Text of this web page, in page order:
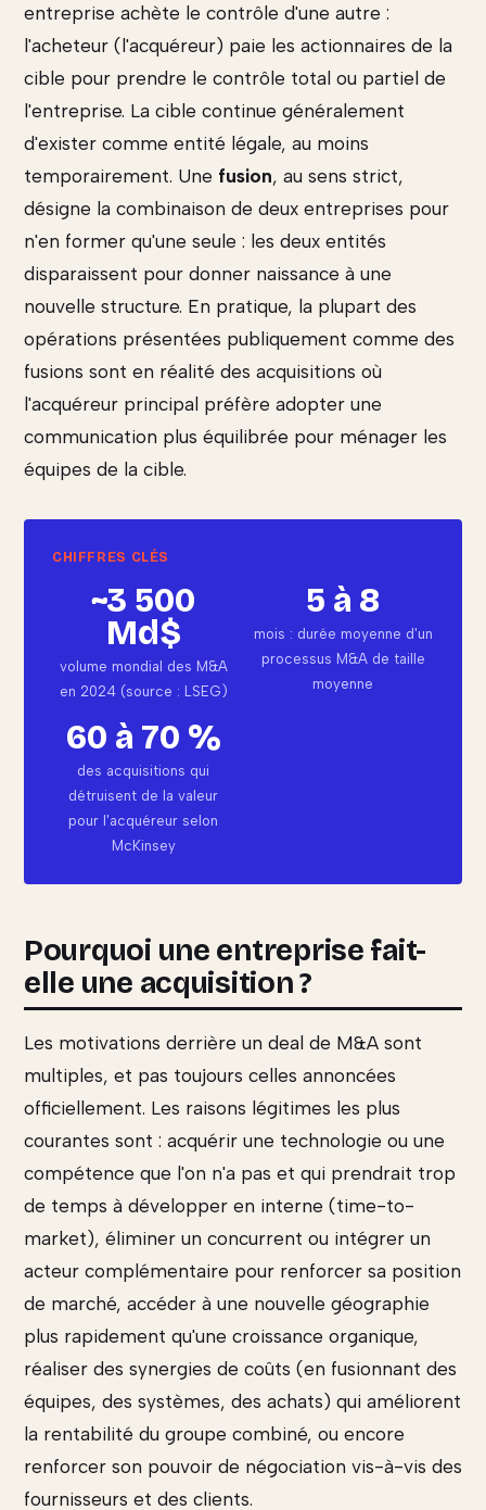
entreprise achète le contrôle d'une autre :
l'acheteur (l'acquéreur) paie les actionnaires de la
cible pour prendre le contrôle total ou partiel de
l'entreprise. La cible continue généralement
d'exister comme entité légale, au moins
temporairement. Une fusion, au sens strict,
désigne la combinaison de deux entreprises pour
n'en former qu'une seule : les deux entités
disparaissent pour donner naissance à une
nouvelle structure. En pratique, la plupart des
opérations présentées publiquement comme des
fusions sont en réalité des acquisitions où
l'acquéreur principal préfère adopter une
communication plus équilibrée pour ménager les
équipes de la cible.
~3 500
Md$
volume mondial des M&A
en 2024 (source : LSEG)
5 à 8
mois : durée moyenne d'un
processus M&A de taille
moyenne
60 à 70 %
des acquisitions qui
détruisent de la valeur
pour l'acquéreur selon
McKinsey
Pourquoi une entreprise fait-
elle une acquisition ?
Les motivations derrière un deal de M&A sont
multiples, et pas toujours celles annoncées
officiellement. Les raisons légitimes les plus
courantes sont : acquérir une technologie ou une
compétence que l'on n'a pas et qui prendrait trop
de temps à développer en interne (time-to-
market), éliminer un concurrent ou intégrer un
acteur complémentaire pour renforcer sa position
de marché, accéder à une nouvelle géographie
plus rapidement qu'une croissance organique,
réaliser des synergies de coûts (en fusionnant des
équipes, des systèmes, des achats) qui améliorent
la rentabilité du groupe combiné, ou encore
renforcer son pouvoir de négociation vis-à-vis des
fournisseurs et des clients.